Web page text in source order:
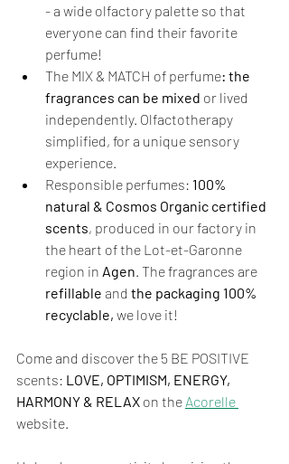
- a wide olfactory palette so that
everyone can find their favorite
perfume!
The MIX & MATCH of perfume: the
fragrances can be mixed or lived
independently. Olfactotherapy
simplified, for a unique sensory
experience.
Responsible perfumes: 100%
natural & Cosmos Organic certified
scents, produced in our factory in
the heart of the Lot-et-Garonne
region in Agen . The fragrances are
refillable and the packaging 100%
recyclable, we love it!
Come and discover the 5 BE POSITIVE
scents: LOVE, OPTIMISM, ENERGY,
HARMONY & RELAX on the Acorelle
website.